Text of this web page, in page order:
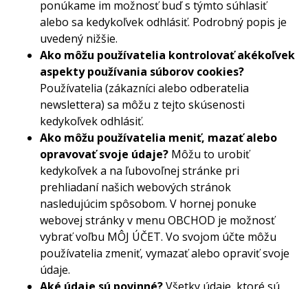
ponúkame im možnosť buď s týmto súhlasiť
alebo sa kedykoľvek odhlásiť. Podrobný popis je
uvedený nižšie.
Ako môžu používatelia kontrolovať akékoľvek
aspekty používania súborov cookies?
Používatelia (zákazníci alebo odberatelia
newslettera) sa môžu z tejto skúsenosti
kedykoľvek odhlásiť.
Ako môžu používatelia meniť, mazať alebo
opravovať svoje údaje? Môžu to urobiť
kedykoľvek a na ľubovoľnej stránke pri
prehliadaní našich webových stránok
nasledujúcim spôsobom. V hornej ponuke
webovej stránky v menu OBCHOD je možnosť
vybrať voľbu MÔJ ÚČET. Vo svojom účte môžu
používatelia zmeniť, vymazať alebo opraviť svoje
údaje.